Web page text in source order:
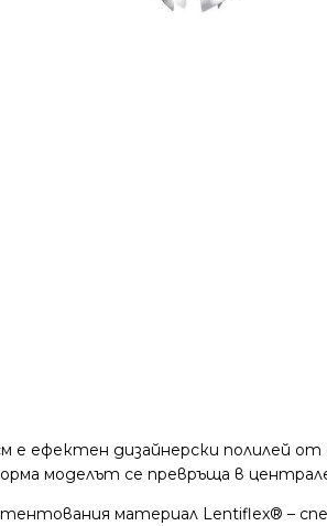
е ефектен дизайнерски полилей
моделът се превръща в
материал Lentiflex® –